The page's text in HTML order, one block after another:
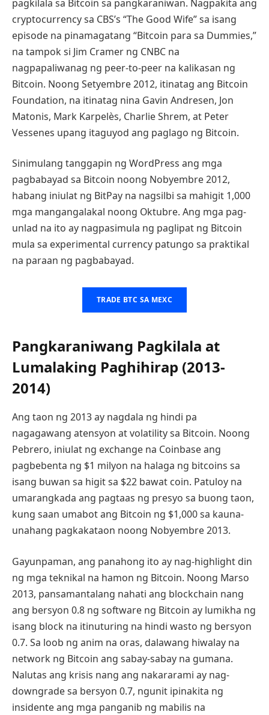
pagkilala sa Bitcoin sa pangkaraniwan. Nagpakita ang
cryptocurrency sa CBS’s “The Good Wife” sa isang
episode na pinamagatang “Bitcoin para sa Dummies,”
na tampok si Jim Cramer ng CNBC na
nagpapaliwanag ng peer-to-peer na kalikasan ng
Bitcoin. Noong Setyembre 2012, itinatag ang Bitcoin
Foundation, na itinatag nina Gavin Andresen, Jon
Matonis, Mark Karpelès, Charlie Shrem, at Peter
Vessenes upang itaguyod ang paglago ng Bitcoin.
Sinimulang tanggapin ng WordPress ang mga
pagbabayad sa Bitcoin noong Nobyembre 2012,
habang iniulat ng BitPay na nagsilbi sa mahigit 1,000
mga mangangalakal noong Oktubre. Ang mga pag-
unlad na ito ay nagpasimula ng paglipat ng Bitcoin
mula sa experimental currency patungo sa praktikal
na paraan ng pagbabayad.
TRADE BTC SA MEXC
Pangkaraniwang Pagkilala at
Lumalaking Paghihirap (2013-
2014)
Ang taon ng 2013 ay nagdala ng hindi pa
nagagawang atensyon at volatility sa Bitcoin. Noong
Pebrero, iniulat ng exchange na Coinbase ang
pagbebenta ng $1 milyon na halaga ng bitcoins sa
isang buwan sa higit sa $22 bawat coin. Patuloy na
umarangkada ang pagtaas ng presyo sa buong taon,
kung saan umabot ang Bitcoin ng $1,000 sa kauna-
unahang pagkakataon noong Nobyembre 2013.
Gayunpaman, ang panahong ito ay nag-highlight din
ng mga teknikal na hamon ng Bitcoin. Noong Marso
2013, pansamantalang nahati ang blockchain nang
ang bersyon 0.8 ng software ng Bitcoin ay lumikha ng
isang block na itinuturing na hindi wasto ng bersyon
0.7. Sa loob ng anim na oras, dalawang hiwalay na
network ng Bitcoin ang sabay-sabay na gumana.
Nalutas ang krisis nang ang nakararami ay nag-
downgrade sa bersyon 0.7, ngunit ipinakita ng
insidente ang mga panganib ng mabilis na